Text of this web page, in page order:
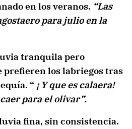
en los veranos. “Las
para julio en la
tranquila pero
prefieren los labriegos tras
“ ¡ Y que es calaera!
para el olivar”.
fina, sin consistencia.